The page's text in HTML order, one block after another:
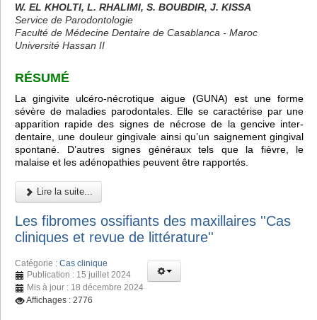
W. EL KHOLTI, L. RHALIMI, S. BOUBDIR, J. KISSA
Service de Parodontologie
Faculté de Médecine Dentaire de Casablanca - Maroc
Université Hassan II
RÉSUMÉ
La gingivite ulcéro-nécrotique aigue (GUNA) est une forme
sévère de maladies parodontales. Elle se caractérise par une
apparition rapide des signes de nécrose de la gencive inter-
dentaire, une douleur gingivale ainsi qu’un saignement gingival
spontané. D’autres signes généraux tels que la fièvre, le
malaise et les adénopathies peuvent être rapportés.
Lire la suite...
Les fibromes ossifiants des maxillaires ''Cas
cliniques et revue de littérature''
Catégorie : Cas clinique
Publication : 15 juillet 2024
Mis à jour : 18 décembre 2024
Affichages : 2776